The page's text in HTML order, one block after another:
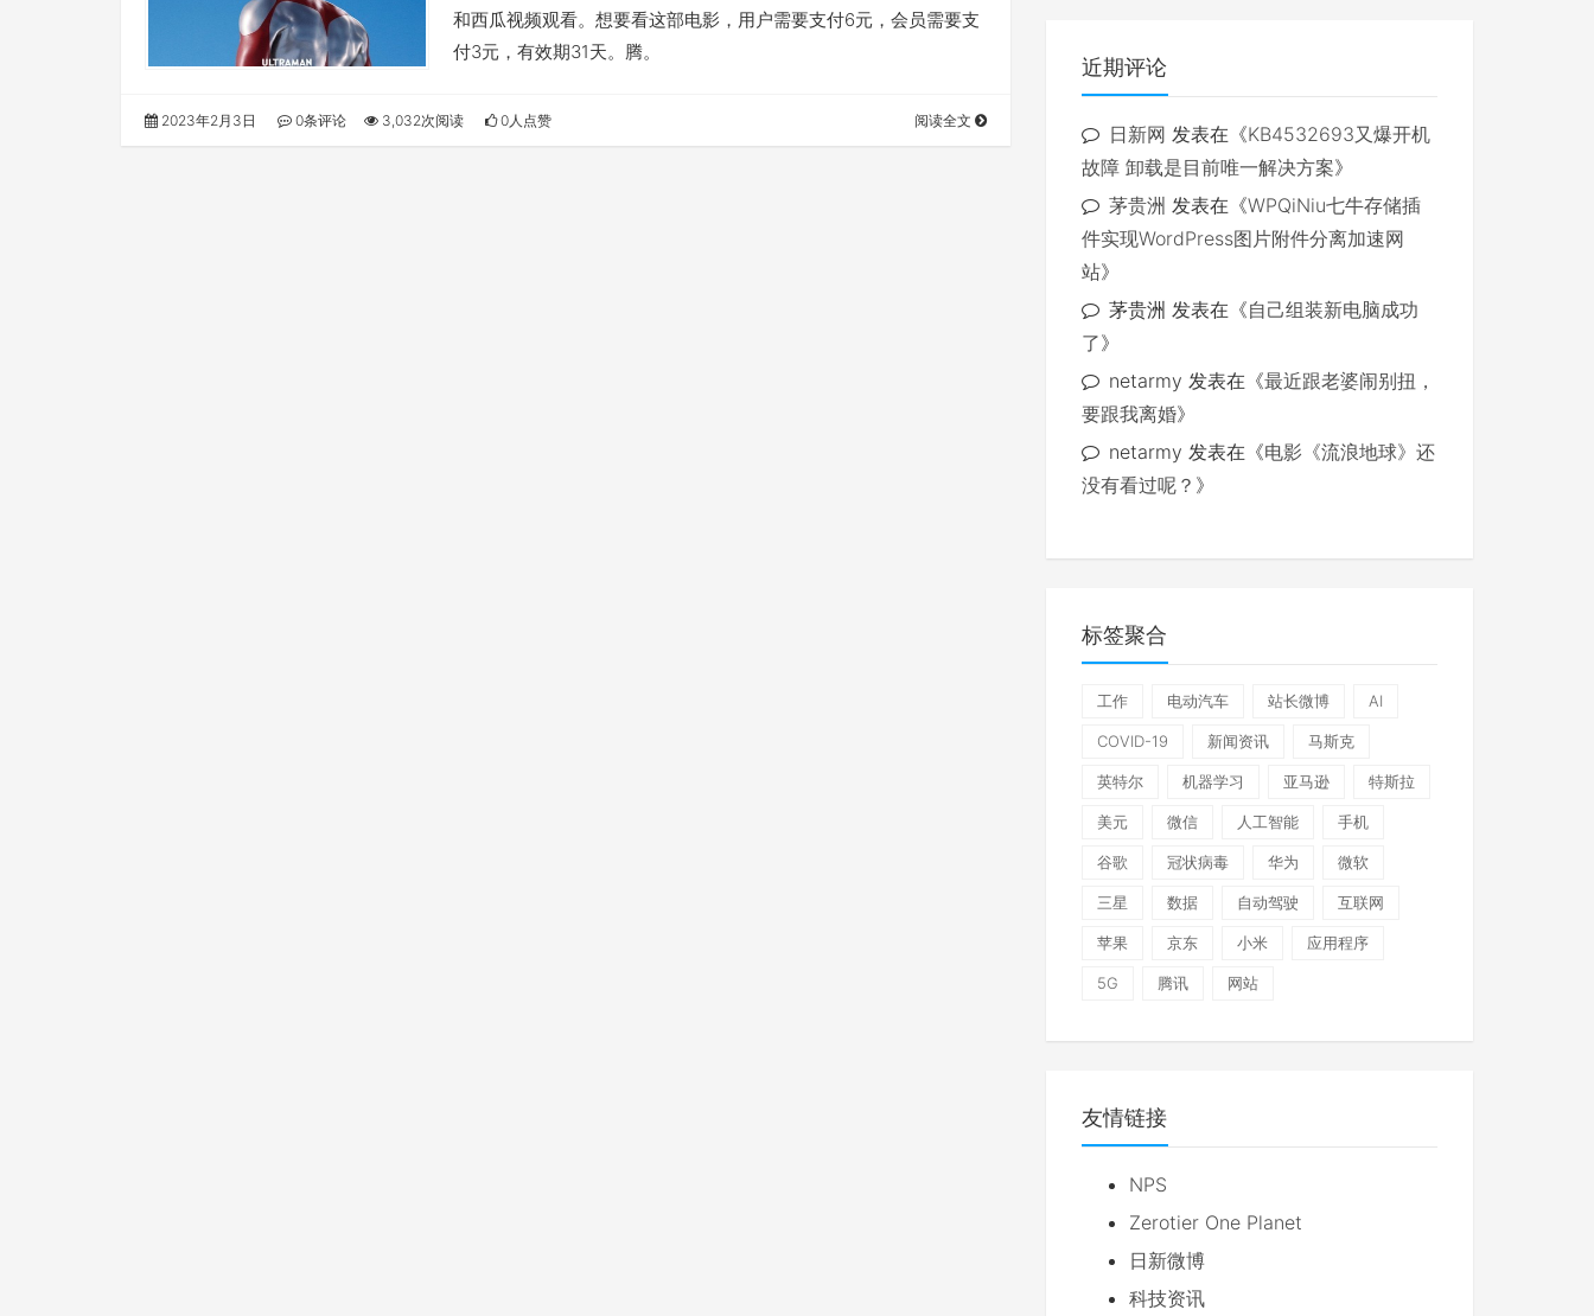
和西瓜视频观看。想要看这部电影，用户需要支付6元，会员需要支
付3元，有效期31天。腾。
2023年2月3日 0条评论 3,032次阅读 0人点赞 阅读全文
近期评论
日新网 发表在《KB4532693又爆开机
故障 卸载是目前唯一解决方案》
茅贵洲 发表在《WPQiNiu七牛存储插
件实现WordPress图片附件分离加速网
站》
茅贵洲 发表在《自己组装新电脑成功
了》
netarmy 发表在《最近跟老婆闹别扭，
要跟我离婚》
netarmy 发表在《电影《流浪地球》还
没有看过呢？ 》
标签聚合
工作 电动汽车 站长微博 AI
COVID-19 新闻资讯 马斯克
英特尔 机器学习 亚马逊 特斯拉
美元 微信 人工智能 手机
谷歌 冠状病毒 华为 微软
三星 数据 自动驾驶 互联网
苹果 京东 小米 应用程序
5G 腾讯 网站
友情链接
NPS
Zerotier One Planet
日新微博
科技资讯